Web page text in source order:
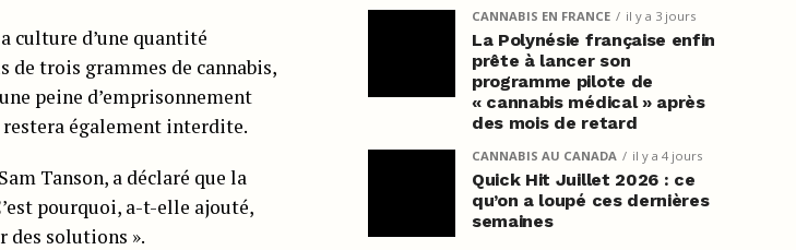
culture d’une quantité
de trois grammes de cannabis,
peine d’emprisonnement
également interdite.
Tanson, a déclaré que la
pourquoi, a-t-elle ajouté,
des solutions ».
CANNABIS EN FRANCE il y a 3 jours
La Polynésie française enfin
prête à lancer son
programme pilote de
« cannabis médical » après
des mois de retard
CANNABIS AU CANADA il y a 4 jours
Quick Hit Juillet 2026 : ce
qu’on a loupé ces dernières
semaines